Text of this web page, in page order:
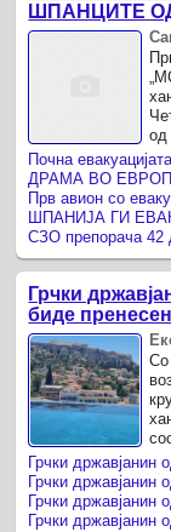
ШПАНЦИТЕ
КАРАНТИН
од
Грчки
биде
Со